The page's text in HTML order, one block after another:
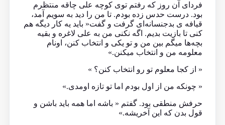
فردای آن روز که رفتم توی کوچه علی چاقه منتظرم
بود. درست حدس زده بودم. تا من را دید به سویم آمد،
قیافه ی بدجنسانه‌ای گرفت و گفت« باید یه کار دیگه‌ هم
کنی تا بازیت بدیم. اگه نکنی من به علی لاغره و بقیه
بچه‌ها میگم بین من و تو یکی و انتخاب کنن، اونام
معلومه من و انتخاب میکنن.»
« از کجا معلوم تو رو انتخاب کنن؟ »
« چونکه من از اول بودم اما تو تازه اومدی.»
حرفش منطقی بود. گفتم « باشه اما همه باید باشن و
قول بدن که این آخریشه.»